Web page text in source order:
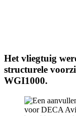
Het vliegtuig
structurele
WGI1000.